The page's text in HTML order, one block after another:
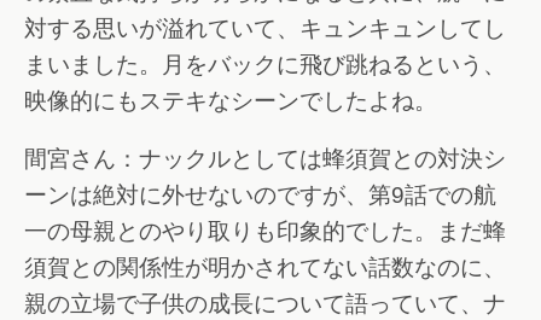
対する思いが溢れていて、キュンキュンしてし
まいました。月をバックに飛び跳ねるという、
映像的にもステキなシーンでしたよね。
間宮さん：ナックルとしては蜂須賀との対決シ
ーンは絶対に外せないのですが、第9話での航
一の母親とのやり取りも印象的でした。まだ蜂
須賀との関係性が明かされてない話数なのに、
親の立場で子供の成長について語っていて、ナ